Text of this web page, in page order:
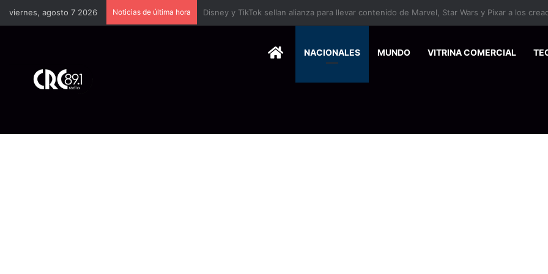
viernes, agosto 7 2026 Noticias de última hora TSE llevará a universitarios herramientas para enfrentar la desinformación en redes
HOMENACIONALES MUNDO VITRINA COMERCIAL